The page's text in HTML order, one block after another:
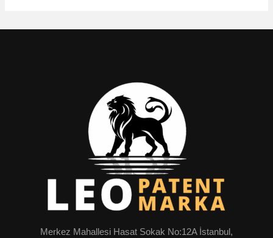
Merkez Mahallesi Hasat Sokak No:12A İstanbul,